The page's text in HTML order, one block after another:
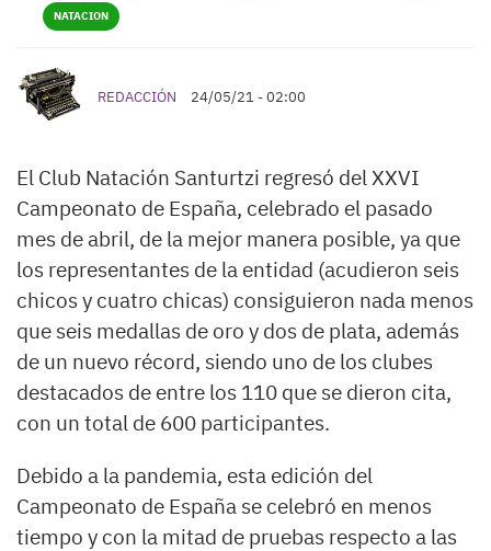
NATACION
REDACCIÓN 24/05/21 - 02:00
El Club Natación Santurtzi regresó del XXVI
Campeonato de España, celebrado el pasado
mes de abril, de la mejor manera posible, ya que
los representantes de la entidad (acudieron seis
chicos y cuatro chicas) consiguieron nada menos
que seis medallas de oro y dos de plata, además
de un nuevo récord, siendo uno de los clubes
destacados de entre los 110 que se dieron cita,
con un total de 600 participantes.
Debido a la pandemia, esta edición del
Campeonato de España se celebró en menos
tiempo y con la mitad de pruebas respecto a las